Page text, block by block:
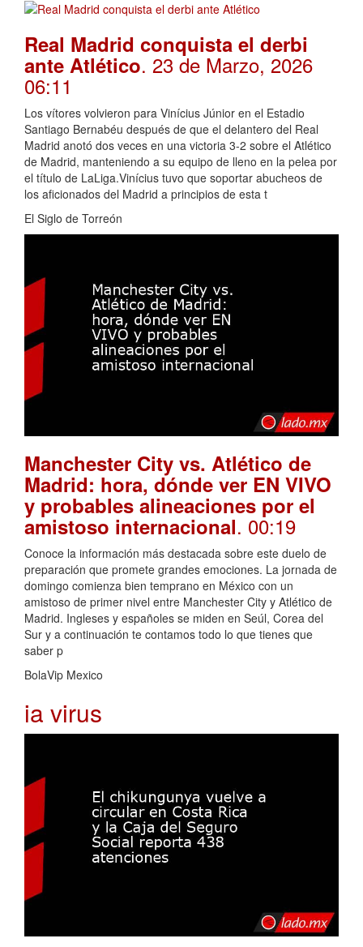
Real Madrid conquista el derbi
ante Atlético. 23 de Marzo, 2026
06:11
Los vítores volvieron para Vinícius Júnior en el Estadio
Santiago Bernabéu después de que el delantero del Real
Madrid anotó dos veces en una victoria 3-2 sobre el Atlético
de Madrid, manteniendo a su equipo de lleno en la pelea por
el título de LaLiga.Vinícius tuvo que soportar abucheos de
los aficionados del Madrid a principios de esta t
El Siglo de Torreón
Manchester City vs. Atlético de
Madrid: hora, dónde ver EN VIVO
y probables alineaciones por el
amistoso internacional. 00:19
Conoce la información más destacada sobre este duelo de
preparación que promete grandes emociones. La jornada de
domingo comienza bien temprano en México con un
amistoso de primer nivel entre Manchester City y Atlético de
Madrid. Ingleses y españoles se miden en Seúl, Corea del
Sur y a continuación te contamos todo lo que tienes que
saber p
BolaVip Mexico
ia virus